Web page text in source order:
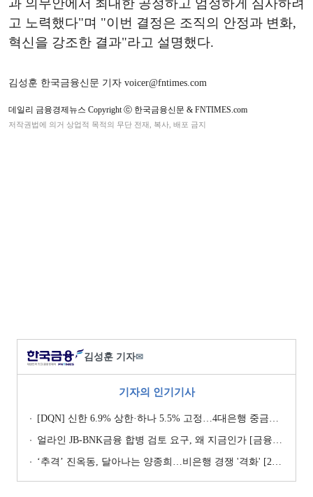
과 의무안에서 최대한 공정하고 엄정하게 심사하려
고 노력했다"며 "이번 결정은 조직의 안정과 변화,
혁신을 강조한 결과"라고 설명했다.
김성훈 한국금융신문 기자 voicer@fntimes.com
데일리 금융경제뉴스 Copyright ⓒ 한국금융신문 & FNTIMES.com
저작권법에 의거 상업적 목적의 무단 전재, 복사, 배포 금지
김성훈 기자✉
기자의 인기기사
[DQN] 신한 6.9% 상한·하나 5.5% 고정…4대은행 중금리대출 승부수
얼라인 JB-BNK금융 합병 검토 요구, 왜 지금인가 [금융지주는 지금]
‘추격ʼ 진옥동, 달아나는 양종희…비은행 경쟁 '격화' [2026 금융사 상반기 리그테이블]